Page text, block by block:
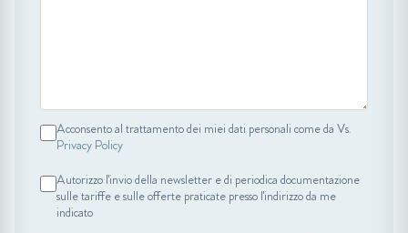
Acconsento al trattamento dei miei dati personali come da Vs.
Privacy Policy
Autorizzo l'invio della newsletter e di periodica documentazione
sulle tariffe e sulle offerte praticate presso l'indirizzo da me
indicato